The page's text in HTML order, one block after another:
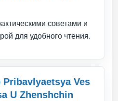
советами и
для удобного чтения.
Ves
U Zhenshchin